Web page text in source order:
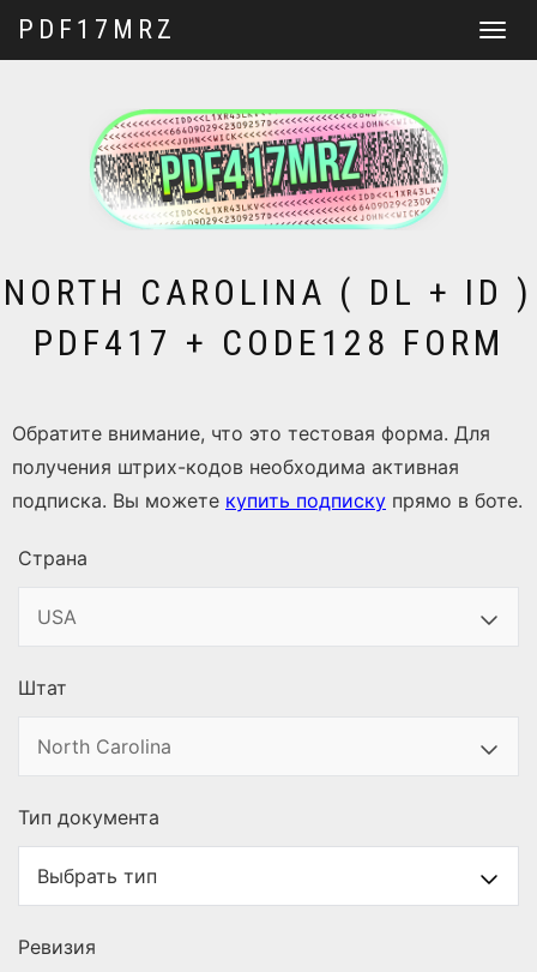
PDF17MRZ
NORTH CAROLINA ( DL + ID )
PDF417 + CODE128 FORM
Обратите внимание, что это тестовая форма. Для
получения штрих-кодов необходима активная
подписка. Вы можете купить подписку прямо в боте.
Страна
Штат
Тип документа
Ревизия